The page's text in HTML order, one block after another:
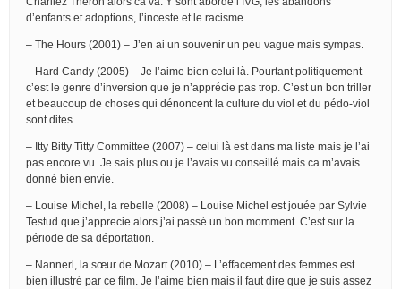
d’enfants et adoptions, l’inceste et le racisme.
– The Hours (2001) – J’en ai un souvenir un peu vague mais sympas.
– Hard Candy (2005) – Je l’aime bien celui là. Pourtant politiquement
c’est le genre d’inversion que je n’apprécie pas trop. C’est un bon triller
et beaucoup de choses qui dénoncent la culture du viol et du pédo-viol
sont dites.
– Itty Bitty Titty Committee (2007) – celui là est dans ma liste mais je l’ai
pas encore vu. Je sais plus ou je l’avais vu conseillé mais ca m’avais
donné bien envie.
– Louise Michel, la rebelle (2008) – Louise Michel est jouée par Sylvie
Testud que j’apprecie alors j’ai passé un bon momment. C’est sur la
période de sa déportation.
– Nannerl, la sœur de Mozart (2010) – L’effacement des femmes est
bien illustré par ce film. Je l’aime bien mais il faut dire que je suis assez